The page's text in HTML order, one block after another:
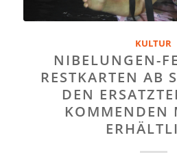
KULTUR
NIBELUNGEN-
RESTKARTEN AB
DEN
KOMMENDEN